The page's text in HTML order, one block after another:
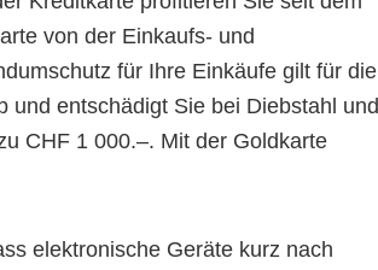
von der Einkaufs- und
für Ihre Einkäufe gilt für die
und entschädigt Sie bei Diebstahl und
CHF 1 000.–. Mit der Goldkarte
elektronische Geräte kurz nach